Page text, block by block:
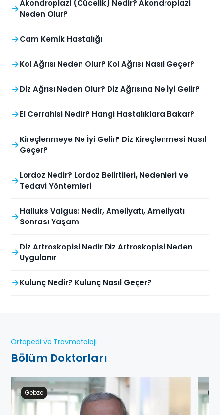
Akondroplazi (Cücelik) Nedir? Akondroplazi
Neden Olur?
Cam Kemik Hastalığı
Kol Ağrısı Neden Olur? Kol Ağrısı Nasıl Geçer?
Diz Ağrısı Neden Olur? Diz Ağrısına Ne İyi Gelir?
El Cerrahisi Nedir? Hangi Hastalıklara Bakar?
Kireçlenmeye Ne İyi Gelir? Diz Kireçlenmesi Nasıl
Geçer?
Lordoz Nedir? Lordoz Belirtileri, Nedenleri ve
Tedavi Yöntemleri
Halluks Valgus: Nedir, Ameliyatı, Ameliyatı
Sonrası Yaşam
Diz Artroskopisi Nedir Diz Artroskopisi Neden
Uygulanır
Kulunç Nedir? Kulunç Nasıl Geçer?
Ortopedi ve Travmatoloji
Bölüm Doktorları
Gebze